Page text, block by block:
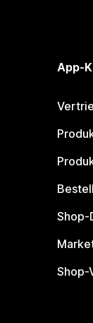
App-
Shop-
Shop-